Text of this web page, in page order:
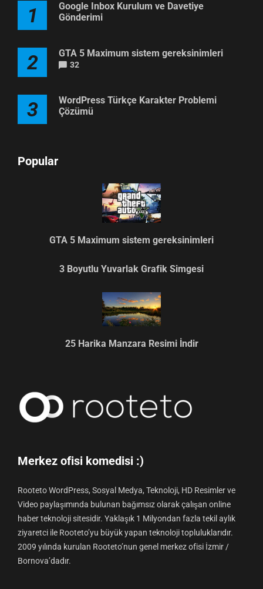
1
Google Inbox Kurulum ve Davetiye
Gönderimi
2 GTA 5 Maximum sistem gereksinimleri
32
3
WordPress Türkçe Karakter Problemi
Çözümü
Popular
GTA 5 Maximum sistem gereksinimleri
3 Boyutlu Yuvarlak Grafik Simgesi
25 Harika Manzara Resimi İndir
Merkez ofisi komedisi :)
Rooteto WordPress, Sosyal Medya, Teknoloji, HD Resimler ve
Video paylaşımında bulunan bağımsız olarak çalışan online
haber teknoloji sitesidir. Yaklaşık 1 Milyondan fazla tekil aylık
ziyaretci ile Rooteto’yu büyük yapan teknoloji topluluklarıdır.
2009 yılında kurulan Rooteto’nun genel merkez ofisi İzmir /
Bornova’dadır.